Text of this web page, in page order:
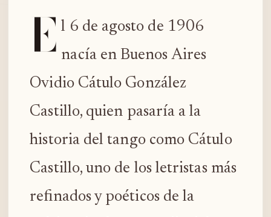
E l 6 de agosto de 1906
nacía en Buenos Aires
Ovidio Cátulo González
Castillo, quien pasaría a la
historia del tango como Cátulo
Castillo, uno de los letristas más
refinados y poéticos de la